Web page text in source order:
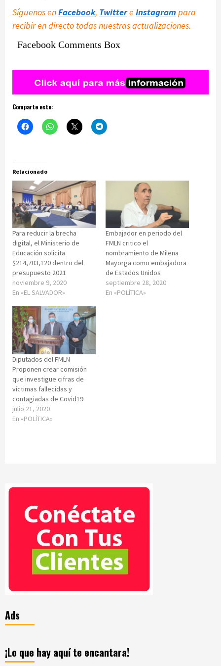
Síguenos enFacebook, Twittere Instagram para
recibir en directo todas nuestras actualizaciones.
Facebook Comments Box
Comparte esto:
Relacionado
Para reducir la brecha
digital, el Ministerio de
Educación solicita
$214,703,120 dentro del
presupuesto 2021
noviembre 9, 2020
En «EL SALVADOR»
Embajador en periodo del
FMLN critico el
nombramiento de Milena
Mayorga como embajadora
de Estados Unidos
septiembre 28, 2020
En «POLÍTICA»
Diputados del FMLN
Proponen crear comisión
que investigue cifras de
víctimas fallecidas y
contagiadas de Covid19
julio 21, 2020
En «POLÍTICA»
Ads
¡Lo que hay aquí te encantara!